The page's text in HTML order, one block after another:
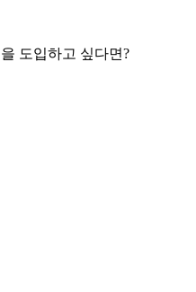
을 도입하고 싶다면?